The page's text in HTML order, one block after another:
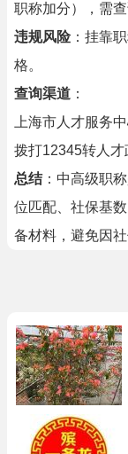
职称加分），需查
违规风险：挂靠
格。
查询渠道 ：
上海市人才服务
拨打12345转人才
总结：中高级职
位匹配、社保基
备材料，避免因